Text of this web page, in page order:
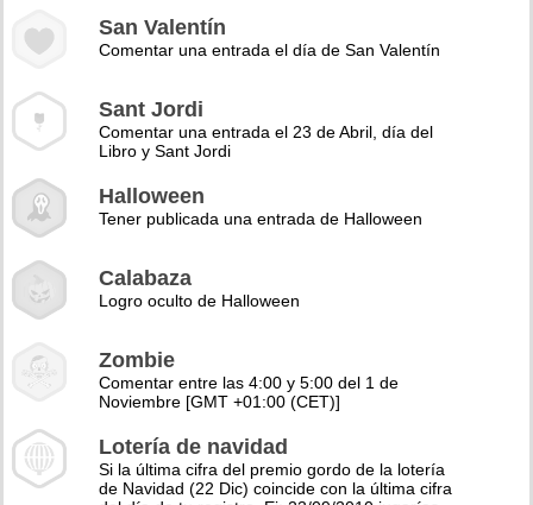
San Valentín
Comentar una entrada el día de San Valentín
Sant Jordi
Comentar una entrada el 23 de Abril, día del
Libro y Sant Jordi
Halloween
Tener publicada una entrada de Halloween
Calabaza
Logro oculto de Halloween
Zombie
Comentar entre las 4:00 y 5:00 del 1 de
Noviembre [GMT +01:00 (CET)]
Lotería de navidad
Si la última cifra del premio gordo de la lotería
de Navidad (22 Dic) coincide con la última cifra